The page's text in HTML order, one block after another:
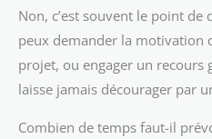
Non, c’est souvent le point de
peux demander la motivation
projet, ou engager un recours
laisse jamais décourager par
Combien de temps faut-il